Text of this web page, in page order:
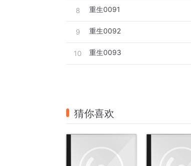
8 重生0091
9 重生0092
10 重生0093
猜你喜欢